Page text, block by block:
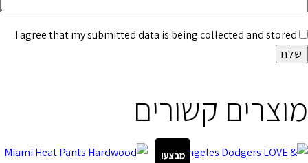
I agree that my submitted data is being collected and stored.
מוצרים קשורים
מבצע!